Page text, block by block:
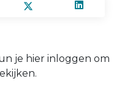
je hier inloggen om